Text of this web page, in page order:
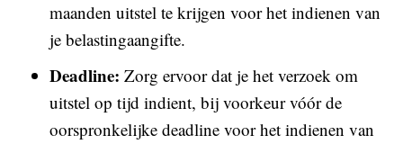
maanden uitstel te krijgen voor het indienen van
je belastingaangifte.
Deadline: Zorg ervoor dat je het verzoek om
uitstel op tijd indient, bij voorkeur vóór de
oorspronkelijke deadline voor het indienen van